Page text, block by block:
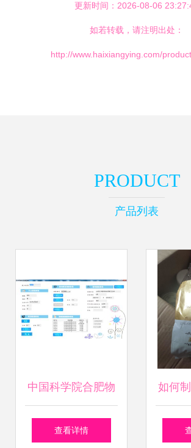
更新时间：2026-08-06
如若转载，请注明出处：
http://www.haixiangying.com/
PRODUCT
产品列表
中国科学院合肥物
质科学研究院
查看详情
如何
及技